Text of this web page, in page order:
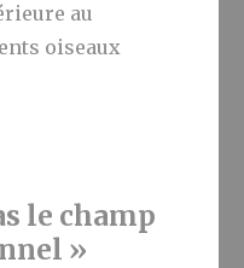
au
oiseaux
le champ
»